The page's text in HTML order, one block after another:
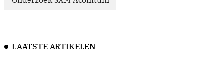
LAATSTE ARTIKELEN